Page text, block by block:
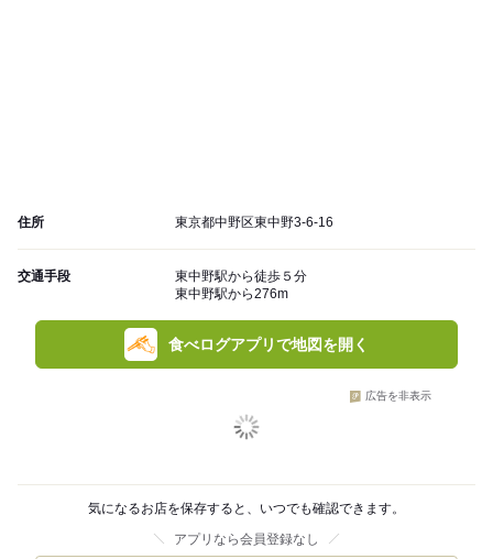
住所 東京都中野区東中野3-6-16
交通手段
東中野駅から徒歩５分
東中野駅から276m
食べログアプリで地図を開く
広告を非表示
気になるお店を保存すると、いつでも確認できます。
アプリなら会員登録なし